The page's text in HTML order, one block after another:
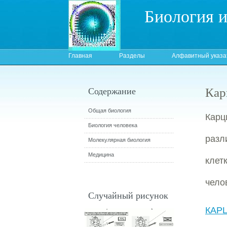
Биология
Главная Разделы Алфавитный
Содержание
Общая биология
Биология человека
Молекулярная биология
Медицина
Случайный рисунок